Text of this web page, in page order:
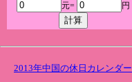
元= 円
2013年中国の休日カレンダー